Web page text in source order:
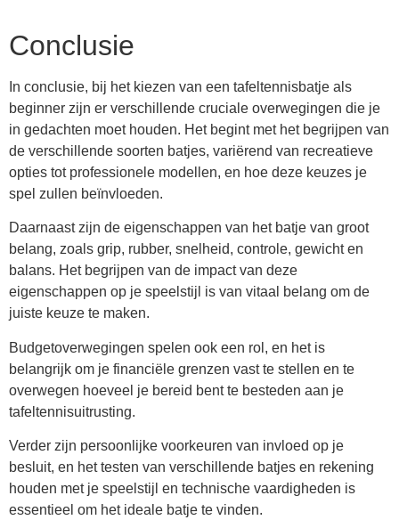
Conclusie
In conclusie, bij het kiezen van een tafeltennisbatje als
beginner zijn er verschillende cruciale overwegingen die je
in gedachten moet houden. Het begint met het begrijpen van
de verschillende soorten batjes, variërend van recreatieve
opties tot professionele modellen, en hoe deze keuzes je
spel zullen beïnvloeden.
Daarnaast zijn de eigenschappen van het batje van groot
belang, zoals grip, rubber, snelheid, controle, gewicht en
balans. Het begrijpen van de impact van deze
eigenschappen op je speelstijl is van vitaal belang om de
juiste keuze te maken.
Budgetoverwegingen spelen ook een rol, en het is
belangrijk om je financiële grenzen vast te stellen en te
overwegen hoeveel je bereid bent te besteden aan je
tafeltennisuitrusting.
Verder zijn persoonlijke voorkeuren van invloed op je
besluit, en het testen van verschillende batjes en rekening
houden met je speelstijl en technische vaardigheden is
essentieel om het ideale batje te vinden.